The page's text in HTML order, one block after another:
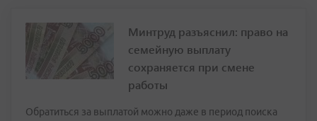
Минтруд разъяснил: право на
семейную выплату
сохраняется при смене
работы
Обратиться за выплатой можно даже в период поиска